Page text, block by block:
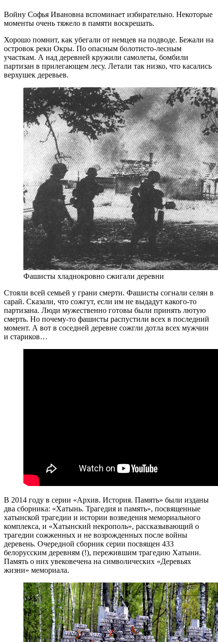
Войну Софья Ивановна вспоминает избирательно. Некоторые
моменты очень тяжело в памяти воскрешать.
Хорошо помнит, как убегали от немцев на подводе. Бежали на
островок реки Окры. По опасным болотисто-лесным
участкам. А над деревней кружили самолеты, бомбили
партизан в прилегающем лесу. Летали так низко, что касались
верхушек деревьев.
Фашисты хладнокровно сжигали деревни
Стояли всей семьей у грани смерти. Фашисты согнали селян в
сарай. Сказали, что сожгут, если им не выдадут какого-то
партизана. Люди мужественно готовы были принять лютую
смерть. Но почему-то фашисты распустили всех в последний
момент. А вот в соседней деревне сожгли дотла всех мужчин
и стариков…
В 2014 году в серии «Архив. История. Память» были изданы
два сборника: «Хатынь. Трагедия и память», посвященные
хатынской трагедии и истории возведения мемориального
комплекса, и «Хатынский некрополь», рассказывающий о
трагедии сожженных и не возрожденных после войны
деревень. Очередной сборник серии посвящен 433
белорусским деревням (!), пережившим трагедию Хатыни.
Память о них увековечена на символических «Деревьях
жизни» мемориала.